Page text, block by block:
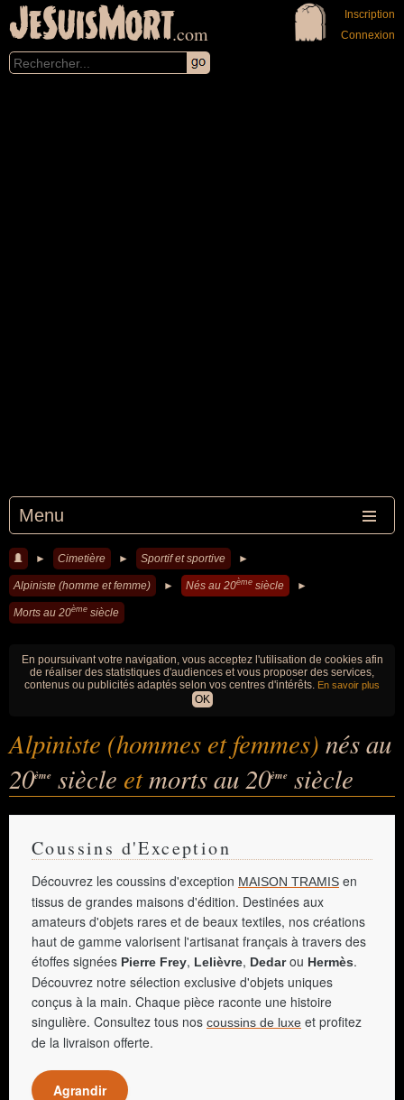
JeSuisMort.com
Menu
Inscription
Connexion
► Cimetière ► Sportif et sportive ►
Alpiniste (homme et femme) ► Nés au 20ème siècle ►
Morts au 20ème siècle
En poursuivant votre navigation, vous acceptez l'utilisation de cookies afin
de réaliser des statistiques d'audiences et vous proposer des services,
contenus ou publicités adaptés selon vos centres d'intérêts. En savoir plus
OK
Alpiniste (hommes et femmes) nés au
20ème siècle etmorts au 20ème siècle
Coussins d'Exception
Découvrez les coussins d'exception MAISON TRAMIS en
tissus de grandes maisons d'édition. Destinées aux
amateurs d'objets rares et de beaux textiles, nos créations
haut de gamme valorisent l'artisanat français à travers des
étoffes signées Pierre Frey, Lelièvre, Dedarou Hermès.
Découvrez notre sélection exclusive d'objets uniques
conçus à la main. Chaque pièce raconte une histoire
singulière. Consultez tous nos coussins de luxe et profitez
de la livraison offerte.
Agrandir